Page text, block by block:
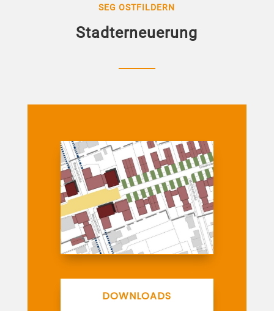
SEG OSTFILDERN
Stadterneuerung
DOWNLOADS